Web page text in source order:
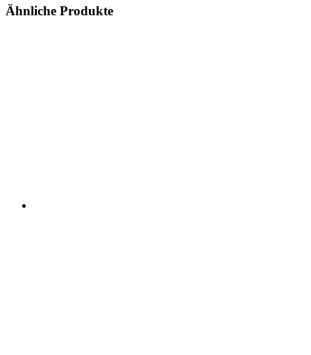
Ähnliche Produkte